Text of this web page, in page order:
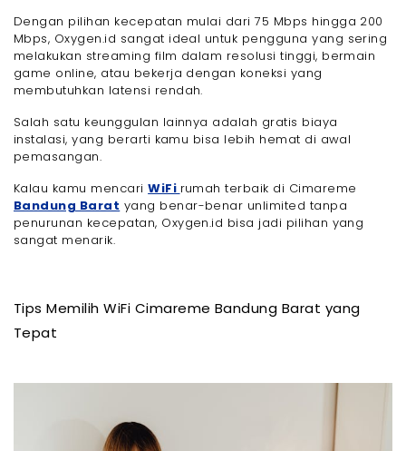
Dengan pilihan kecepatan mulai dari 75 Mbps hingga 200
Mbps, Oxygen.id sangat ideal untuk pengguna yang sering
melakukan streaming film dalam resolusi tinggi, bermain
game online, atau bekerja dengan koneksi yang
membutuhkan latensi rendah.
Salah satu keunggulan lainnya adalah gratis biaya
instalasi, yang berarti kamu bisa lebih hemat di awal
pemasangan.
Kalau kamu mencariWiFi rumah terbaik di Cimareme
Bandung Barat yang benar-benar unlimited tanpa
penurunan kecepatan, Oxygen.id bisa jadi pilihan yang
sangat menarik.
Tips Memilih WiFi Cimareme Bandung Barat yang
Tepat